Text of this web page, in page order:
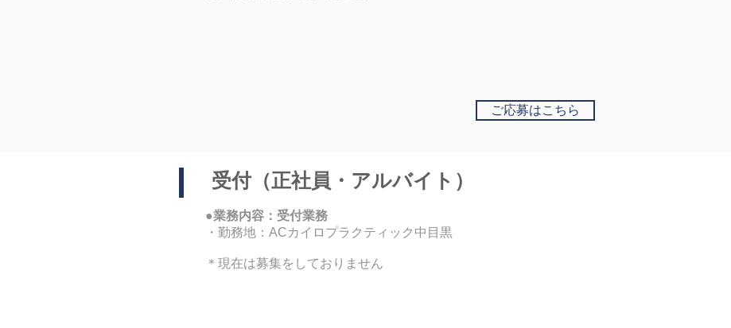
ご応募はこちら
受付（正社員・アルバイト）
●業務内容：受付業務
・勤務地：ACカイロプラクティック中目黒
＊現在は募集をしておりません